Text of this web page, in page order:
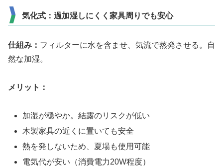
気化式：過加湿しにくく家具周りでも安心
仕組み： フィルターに水を含ませ、気流で蒸発させる。自
然な加湿。
メリット：
加湿が穏やか。結露のリスクが低い
木製家具の近くに置いても安全
熱を発しないため、夏場も使用可能
電気代が安い（消費電力20W程度）